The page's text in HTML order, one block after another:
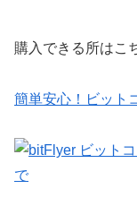
購入できる所はこ
簡単安心！ビット